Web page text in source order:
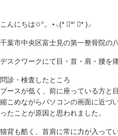
こんにちは✩°。⋆⸜(* ॑꒳ ॑* )⸝
千葉市中央区富士見の第一整骨院の
デスクワークにて目・首・肩・腰を
問診・検査したところ
ブースが低く、前に座っている方と
縮こめながらパソコンの画面に近づ
ったことが原因と思われました。
猫背も酷く、首肩に常に力が入って